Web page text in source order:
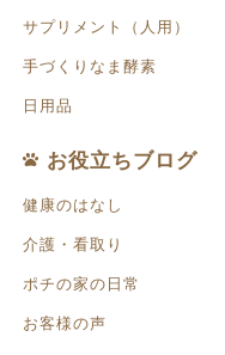
サプリメント（人用）
手づくりなま酵素
日用品
お役立ちブログ
健康のはなし
介護・看取り
ポチの家の日常
お客様の声